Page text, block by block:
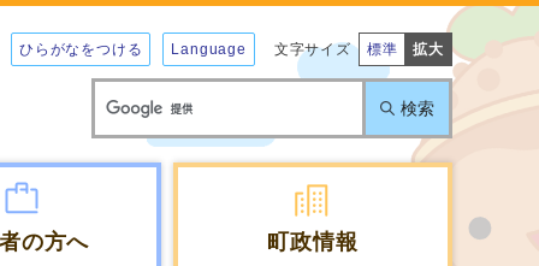
ひらがなをつける Language 文字サイズ 標準 拡大
検索
の方へ 町政情報